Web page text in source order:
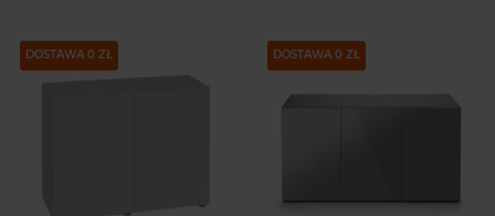
DOSTAWA 0 ZŁ DOSTAWA 0 ZŁ